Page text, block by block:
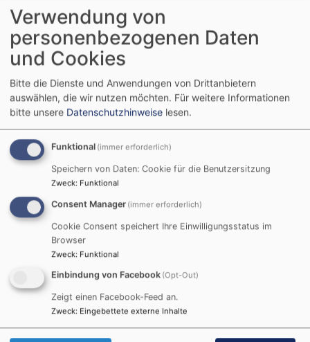
Viele Menschen haben ihre ganz persönlichen
Fragen, wenn es um den Glauben geht:
„Gibt es Gott?“ „Hat mein Leben eine
Bedeutung?“ „Macht Glaube glücklich?“
Bildrechte
Im Betsaal Trieb, in
dem auch regelmäßig
Kirchengemeinde
werden, sind Sie mit
diesen Fragen
konfessionsübergreifend wird ein Glaubenskurs in
entspannter Atmosphäre für alle, die sich (wieder)
neu mit den Kernthemen des christlichen Glaubens
Verwendung von
personenbezogenen Daten
und Cookies
Bitte die Dienste und Anwendungen von Drittanbietern
auswählen, die wir nutzen möchten. Für weitere Informationen
bitte unsere Datenschutzhinweise lesen.
Funktional (immer erforderlich)
Speichern von Daten: Cookie für die Benutzersitzung
Zweck: Funktional
Consent Manager (immer erforderlich)
Cookie Consent speichert Ihre Einwilligungsstatus im
Browser
Zweck: Funktional
Einbindung von Facebook (Opt-Out)
Zeigt einen Facebook-Feed an.
Zweck: Eingebettete externe Inhalte